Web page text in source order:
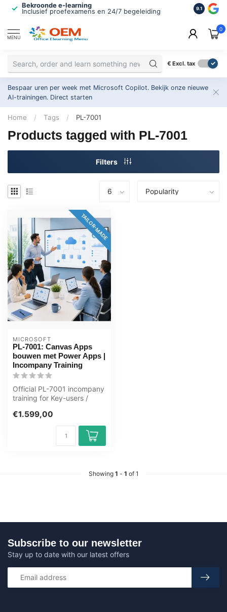
Bekroonde e-learning
Inclusief proefexamens en 24/7 begeleiding
ISO
2.500+
9.1
MENU
0
€ Excl. tax
Bespaar uren per week met Microsoft Copilot. Bekijk onze nieuwe
AI-trainingen. Direct starten
Home / Tags / PL-7001
Products tagged with PL-7001
Filters
TAILOR-MADE
MICROSOFT
PL-7001: Canvas Apps
bouwen met Power Apps |
Incompany Training
Official PL-7001 incompany
training for Key-users /
custom...
€1.599,00
Showing 1 - 1 of 1
Subscribe to our newsletter
Stay up to date with our latest offers